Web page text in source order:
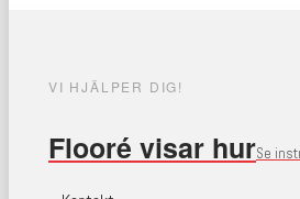
VI HJÄLPER DIG!
Flooré visar hurSe